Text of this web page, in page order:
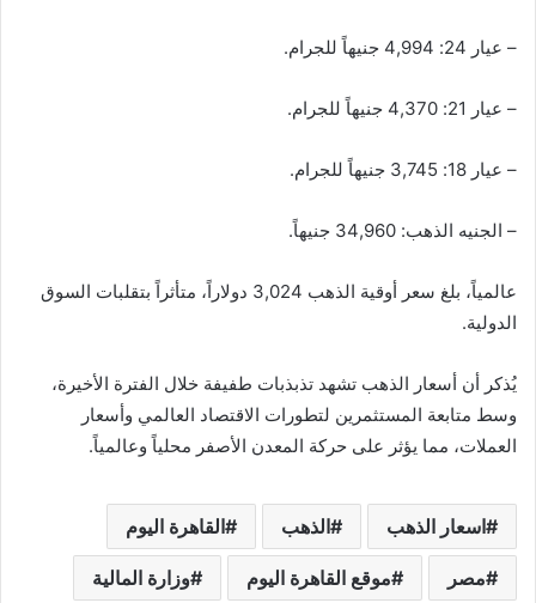
– عيار 24: 4,994 جنيهاً للجرام.
– عيار 21: 4,370 جنيهاً للجرام.
– عيار 18: 3,745 جنيهاً للجرام.
– الجنيه الذهب: 34,960 جنيهاً.
عالمياً، بلغ سعر أوقية الذهب 3,024 دولاراً، متأثراً بتقلبات السوق
الدولية.
يُذكر أن أسعار الذهب تشهد تذبذبات طفيفة خلال الفترة الأخيرة،
وسط متابعة المستثمرين لتطورات الاقتصاد العالمي وأسعار
العملات، مما يؤثر على حركة المعدن الأصفر محلياً وعالمياً.
اسعار الذهب الذهب القاهرة اليوم
مصر موقع القاهرة اليوم وزارة المالية